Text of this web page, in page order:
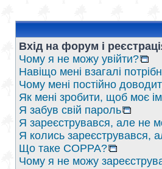
Вхід на форум і
Чому я не можу увійти?
Навіщо мені взагалі
Чому мені постійно
Як мені зробити, щоб моє
Я забув свій пароль
Я зареєструвався, але не
Я колись зареєструвався,
Що таке COPPA?
Чому я не можу